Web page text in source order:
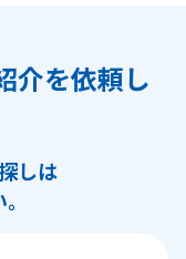
介を依頼し
しは